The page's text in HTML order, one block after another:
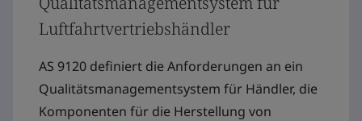
Luftfahrtvertriebshändler
AS 9120 definiert die Anforderungen an ein
Qualitätsmanagementsystem für Händler, die
Komponenten für die Herstellung von